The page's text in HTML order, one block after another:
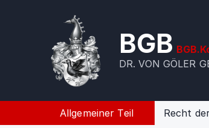
BGB
DR. VON GÖLER
Allgemeiner Teil Recht